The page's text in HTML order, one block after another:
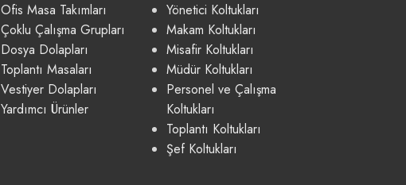
Ofis Masa Takımları
Çoklu Çalışma Grupları
Dosya Dolapları
Toplantı Masaları
Vestiyer Dolapları
Yardımcı Ürünler
Yönetici Koltukları
Makam Koltukları
Misafir Koltukları
Müdür Koltukları
Personel ve Çalışma
Koltukları
Toplantı Koltukları
Şef Koltukları